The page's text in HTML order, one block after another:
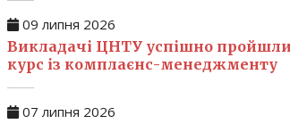
09 липня 2026
Викладачі ЦНТУ успішно пройшли
курс із комплаєнс-менеджменту
07 липня 2026